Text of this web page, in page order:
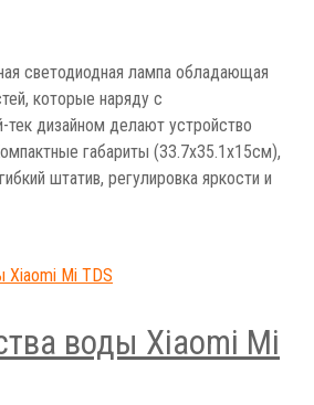
светодиодная лампа обладающая
которые наряду с
тек дизайном делают устройство
габариты (33.7х35.1х15см),
штатив, регулировка яркости и
воды Xiaomi Mi